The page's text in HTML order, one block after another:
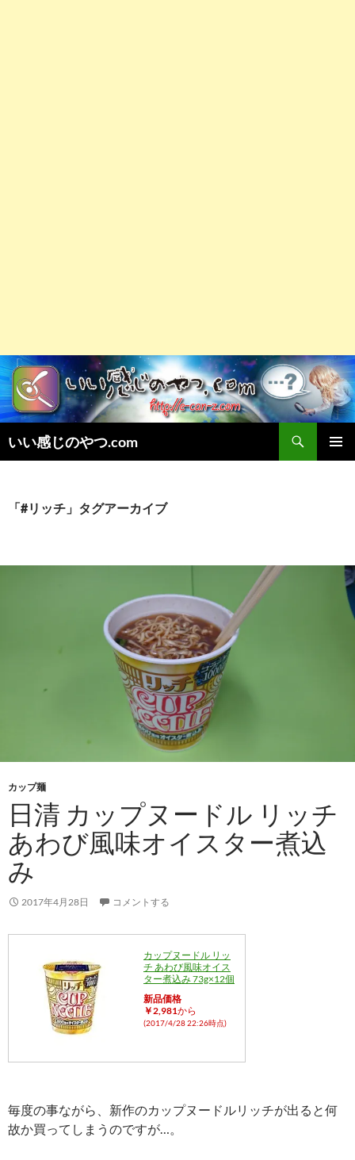
いい感じのやつ.com
索
ン「#リッチ」タグアーカイブ
カップ麺
日清 カップヌードル リッチ
あわび風味オイスター煮込
み
2017年4月28日 コメントする
カップヌードル リッ
チ あわび風味オイス
ター煮込み 73g×12個
新品価格
￥2,981から
(2017/4/28 22:26時点)
毎度の事ながら、新作のカップヌードルリッチが出ると何
故か買ってしまうのですが…。